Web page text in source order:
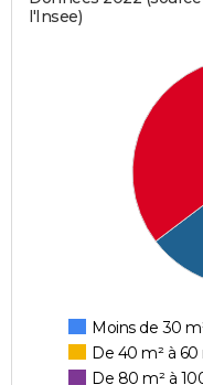
l'Insee)
Moins de 30
De 40 m² à 60
De 80 m² à